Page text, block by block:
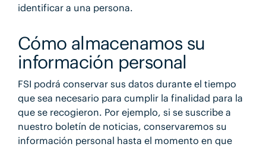
identificar a una persona.
Cómo almacenamos su
información personal
FSI podrá conservar sus datos durante el tiempo
que sea necesario para cumplir la finalidad para la
que se recogieron. Por ejemplo, si se suscribe a
nuestro boletín de noticias, conservaremos su
información personal hasta el momento en que